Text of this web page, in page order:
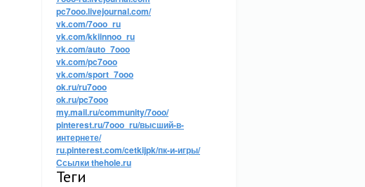
pc7ooo.livejournal.com/
vk.com/7ooo_ru
vk.com/kkiinnoo_ru
vk.com/auto_7ooo
vk.com/pc7ooo
vk.com/sport_7ooo
ok.ru/ru7ooo
ok.ru/pc7ooo
my.mail.ru/community/7ooo/
pinterest.ru/7ooo_ru/высший-в-
интернете/
ru.pinterest.com/cetkijpk/пк-и-игры/
Ссылки thehole.ru
Теги